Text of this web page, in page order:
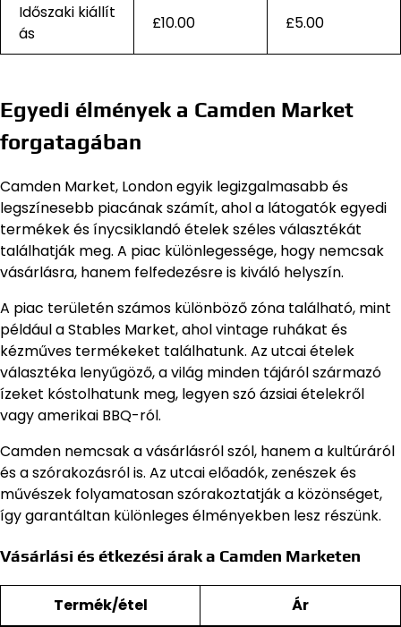
Időszaki kiállít
ás
£10.00 £5.00
Egyedi élmények a Camden Market
forgatagában
Camden Market, London egyik legizgalmasabb és
legszínesebb piacának számít, ahol a látogatók egyedi
termékek és ínycsiklandó ételek széles választékát
találhatják meg. A piac különlegessége, hogy nemcsak
vásárlásra, hanem felfedezésre is kiváló helyszín.
A piac területén számos különböző zóna található, mint
például a Stables Market, ahol vintage ruhákat és
kézműves termékeket találhatunk. Az utcai ételek
választéka lenyűgöző, a világ minden tájáról származó
ízeket kóstolhatunk meg, legyen szó ázsiai ételekről
vagy amerikai BBQ-ról.
Camden nemcsak a vásárlásról szól, hanem a kultúráról
és a szórakozásról is. Az utcai előadók, zenészek és
művészek folyamatosan szórakoztatják a közönséget,
így garantáltan különleges élményekben lesz részünk.
Vásárlási és étkezési árak a Camden Marketen
Termék/étel Ár